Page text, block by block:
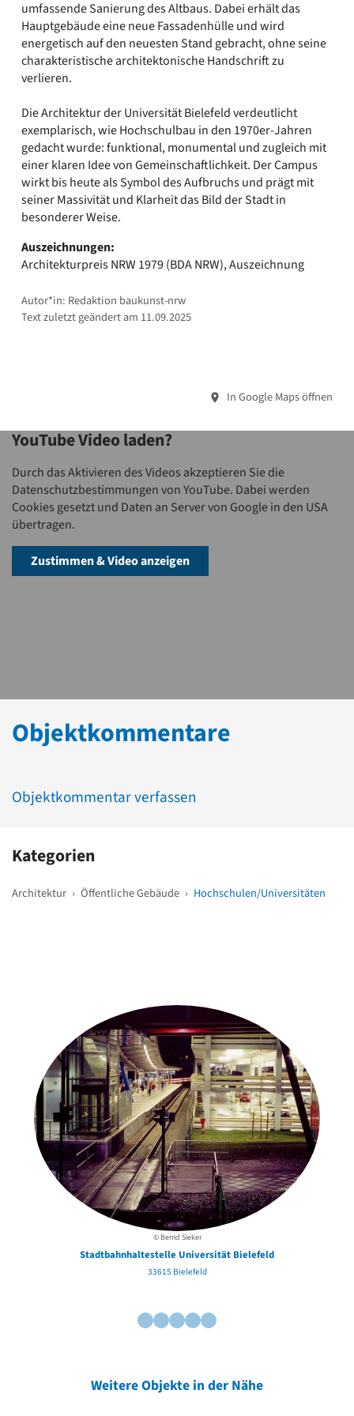
umfassende Sanierung des Altbaus. Dabei erhält das
Hauptgebäude eine neue Fassadenhülle und wird
energetisch auf den neuesten Stand gebracht, ohne seine
charakteristische architektonische Handschrift zu
verlieren.
Die Architektur der Universität Bielefeld verdeutlicht
exemplarisch, wie Hochschulbau in den 1970er-Jahren
gedacht wurde: funktional, monumental und zugleich mit
einer klaren Idee von Gemeinschaftlichkeit. Der Campus
wirkt bis heute als Symbol des Aufbruchs und prägt mit
seiner Massivität und Klarheit das Bild der Stadt in
besonderer Weise.
Auszeichnungen:
Architekturpreis NRW 1979 (BDA NRW), Auszeichnung
Autor*in: Redaktion baukunst-nrw
Text zuletzt geändert am 11.09.2025
In Google Maps öffnen
YouTube Video laden?
Durch das Aktivieren des Videos akzeptieren Sie die
Datenschutzbestimmungen von YouTube. Dabei werden
Cookies gesetzt und Daten an Server von Google in den USA
übertragen.
Zustimmen & Video anzeigen
Objektkommentare
Objektkommentar verfassen
Kategorien
Architektur › Öffentliche Gebäude › Hochschulen/Universitäten
© Bernd Sieker
Stadtbahnhaltestelle Universität Bielefeld
33615 Bielefeld
Weitere Objekte in der Nähe